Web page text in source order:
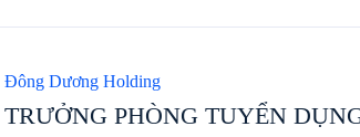
Đông Dương Holding
TRƯỞNG PHÒNG TUYỂN